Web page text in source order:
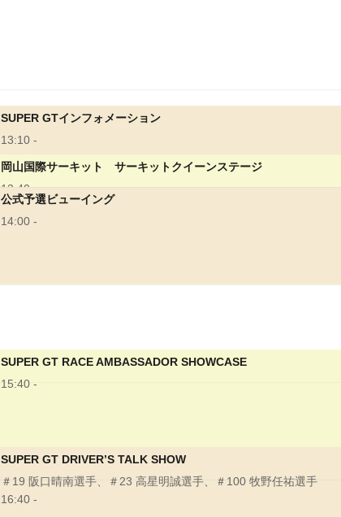
SUPER GTインフォメーション
13:10 -
岡山国際サーキット サーキットクイーンステージ
13:40 -
公式予選ビューイング
14:00 -
SUPER GT RACE AMBASSADOR SHOWCASE
15:40 -
SUPER GT DRIVER’S TALK SHOW
＃19 阪口晴南選手、＃23 高星明誠選手、＃100 牧野任祐選手
16:40 -